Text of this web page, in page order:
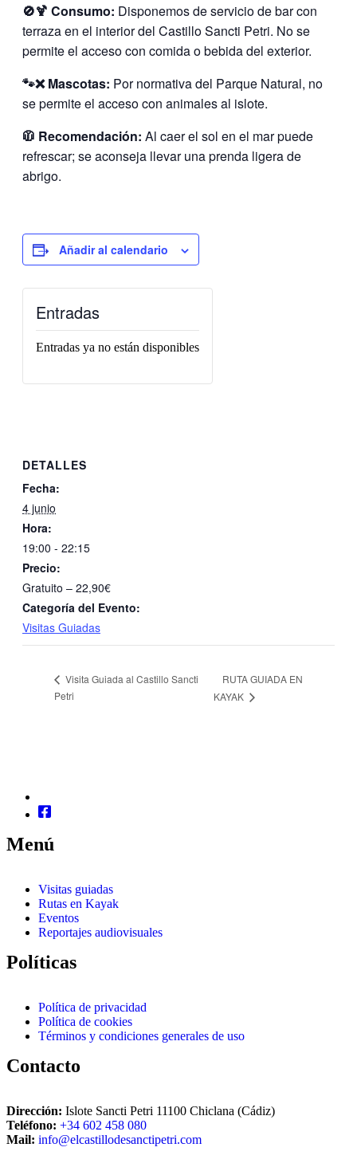
🚫🍹 Consumo: Disponemos de servicio de bar con
terraza en el interior del Castillo Sancti Petri. No se
permite el acceso con comida o bebida del exterior.
🐾❌ Mascotas: Por normativa del Parque Natural, no
se permite el acceso con animales al islote.
🧥 Recomendación: Al caer el sol en el mar puede
refrescar; se aconseja llevar una prenda ligera de
abrigo.
Añadir al calendario
DETALLES
Fecha:
4 junio
Hora:
19:00 - 22:15
Precio:
Gratuito – 22,90€
Categoría del Evento:
Visitas Guiadas
Entradas
Entradas ya no están disponibles
Visita Guiada al Castillo Sancti
Petri
RUTA GUIADA EN
KAYAK
Menú
Visitas guiadas
Rutas en Kayak
Eventos
Reportajes audiovisuales
Políticas
Política de privacidad
Política de cookies
Términos y condiciones generales de uso
Contacto
Dirección: Islote Sancti Petri 11100 Chiclana (Cádiz)
Teléfono: +34 602 458 080
Mail: info@elcastillodesanctipetri.com